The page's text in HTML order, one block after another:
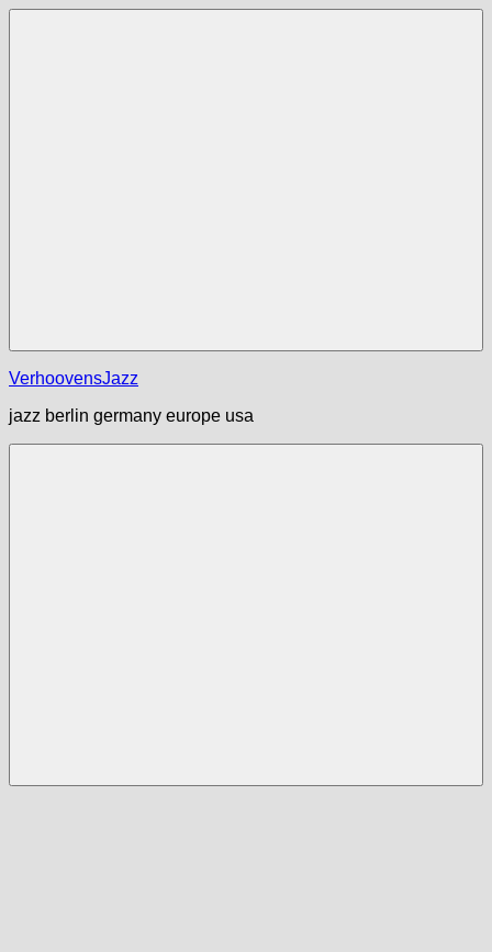
Zum
VerhoovensJazz
jazz berlin germany europe usa